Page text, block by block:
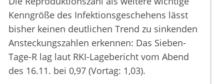
Kenngröße des Infektionsgeschehens lässt
bisher keinen deutlichen Trend zu sinkenden
Ansteckungszahlen erkennen: Das Sieben-
Tage-R lag laut RKI-Lagebericht vom Abend
des 16.11. bei 0,97 (Vortag: 1,03).